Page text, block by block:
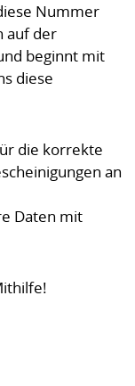
Nummer
auf der
beginnt mit
diese
die korrekte
an
Daten mit